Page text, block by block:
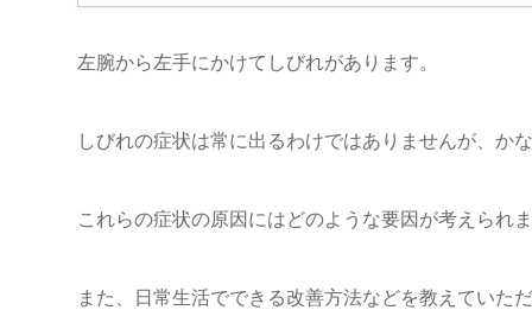
左腕から左手にかけてしびれがあります。
しびれの症状は常に出るわけではありませんが、か
これらの症状の原因にはどのような要因が考えられ
また、日常生活でできる改善方法などを教えていた